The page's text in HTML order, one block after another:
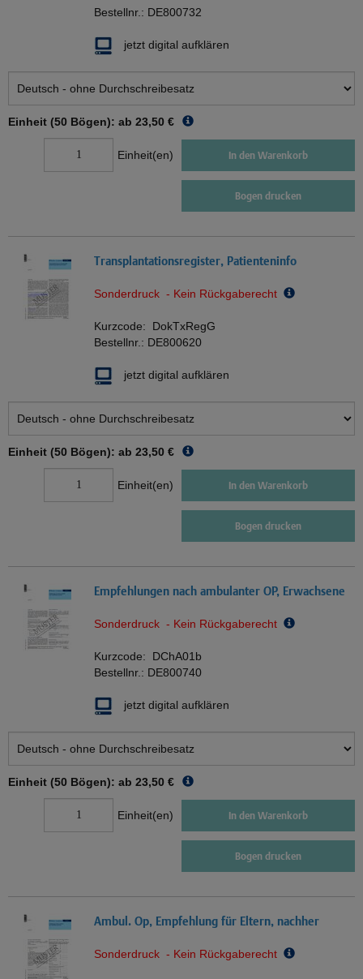
Bestellnr.: DE800732
jetzt digital aufklären
Einheit (50 Bögen): ab 23,50 €
Einheit(en) In den Warenkorb
Bogen drucken
Transplantationsregister, Patienteninfo
Sonderdruck - Kein Rückgaberecht
Kurzcode: DokTxRegG
Bestellnr.: DE800620
jetzt digital aufklären
Einheit (50 Bögen): ab 23,50 €
Einheit(en) In den Warenkorb
Bogen drucken
Empfehlungen nach ambulanter OP, Erwachsene
Sonderdruck - Kein Rückgaberecht
Kurzcode: DChA01b
Bestellnr.: DE800740
jetzt digital aufklären
Einheit (50 Bögen): ab 23,50 €
Einheit(en) In den Warenkorb
Bogen drucken
Ambul. Op, Empfehlung für Eltern, nachher
Sonderdruck - Kein Rückgaberecht